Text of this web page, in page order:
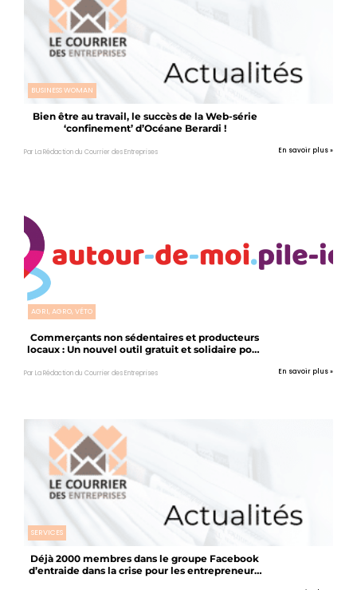
BUSINESS WOMAN
Bien être au travail, le succès de la Web-série
‘confinement’ d’Océane Berardi !
Par La Rédaction du Courrier des Entreprises En savoir plus »
AGRI, AGRO, VÉTO
Commerçants non sédentaires et producteurs
locaux : Un nouvel outil gratuit et solidaire pour
Par La Rédaction du Courrier des Entreprises En savoir plus »
SERVICES
Déjà 2000 membres dans le groupe Facebook
d’entraide dans la crise pour les entrepreneurs,